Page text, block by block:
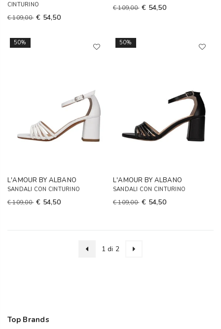
CINTURINO
€ 109,00 € 54,50
€ 109,00 € 54,50
50%
L'AMOUR BY ALBANO
SANDALI CON CINTURINO
€ 109,00 € 54,50
50%
L'AMOUR BY ALBANO
SANDALI CON CINTURINO
€ 109,00 € 54,50
1 di 2
Top Brands